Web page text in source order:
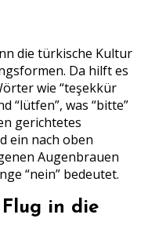
die türkische Kultur
Da hilft es
wie “teşekkür
“lütfen”, was “bitte”
gerichtetes
ein nach oben
Augenbrauen
“nein” bedeutet.
in die